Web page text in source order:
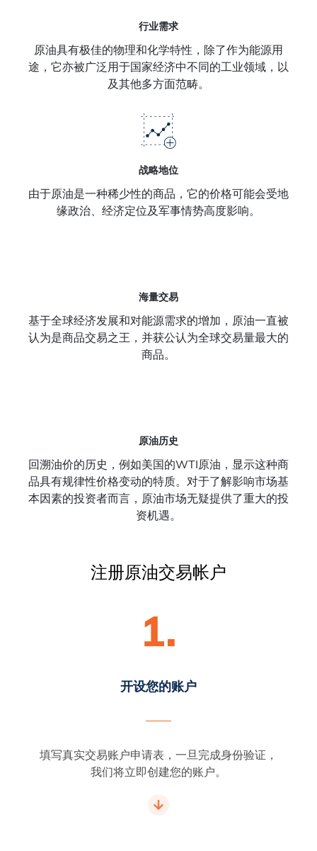
行业需求
原油具有极佳的物理和化学特性，除了作为能源用
途，它亦被广泛用于国家经济中不同的工业领域，以
及其他多方面范畴。
战略地位
由于原油是一种稀少性的商品，它的价格可能会受地
缘政治、经济定位及军事情势高度影响。
海量交易
基于全球经济发展和对能源需求的增加，原油一直被
认为是商品交易之王，并获公认为全球交易量最大的
商品。
原油历史
回溯油价的历史，例如美国的WTI原油，显示这种商
品具有规律性价格变动的特质。对于了解影响市场基
本因素的投资者而言，原油市场无疑提供了重大的投
资机遇。
注册原油交易帐户
1.
开设您的账户
填写真实交易账户申请表，一旦完成身份验证，
我们将立即创建您的账户。